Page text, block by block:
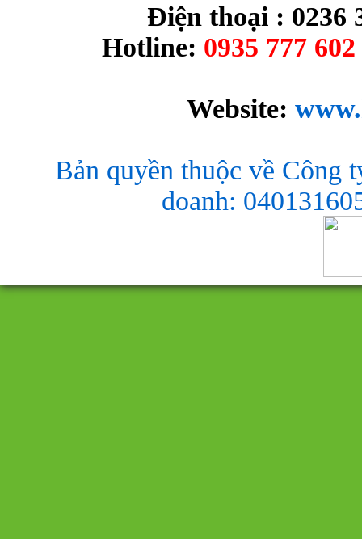
Điện thoại : 0236
Hotline: 0935 777
Website:
Bản quyền thuộc về Công
doanh: